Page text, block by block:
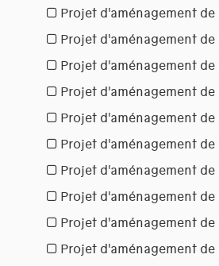
Projet d'aménagement
Projet d'aménagement
Projet d'aménagement
Projet d'aménagement
Projet d'aménagement
Projet d'aménagement
Projet d'aménagement
Projet d'aménagement
Projet d'aménagement
Projet d'aménagement